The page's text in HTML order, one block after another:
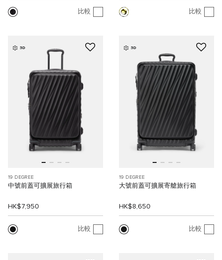
比較 比較
3D
19 DEGREE
中號前蓋可擴展旅行箱
HK$7,950
比較
3D
19 DEGREE
大號前蓋可擴展寄艙旅行箱
HK$8,650
比較